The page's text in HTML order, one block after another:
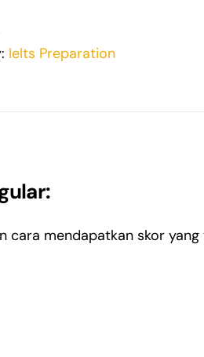
Ielts Preparation
cara mendapatkan skor yang